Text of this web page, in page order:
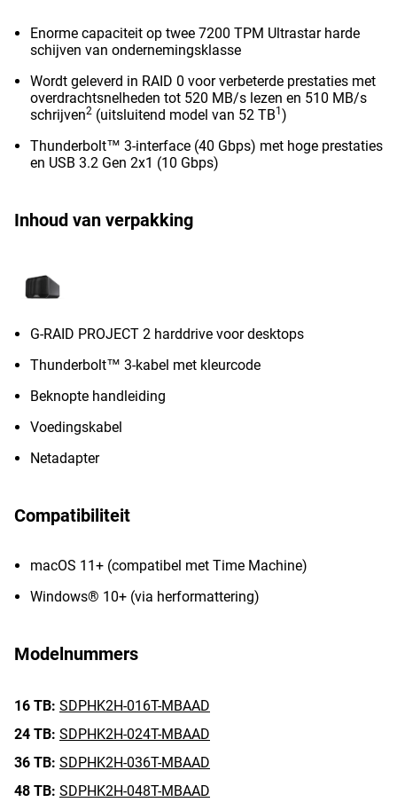
Enorme capaciteit op twee 7200 TPM Ultrastar harde
schijven van ondernemingsklasse
Wordt geleverd in RAID 0 voor verbeterde prestaties met
overdrachtsnelheden tot 520 MB/s lezen en 510 MB/s
schrijven2 (uitsluitend model van 52 TB1 )
Thunderbolt™ 3-interface (40 Gbps) met hoge prestaties
en USB 3.2 Gen 2x1 (10 Gbps)
Inhoud van verpakking
G-RAID PROJECT 2 harddrive voor desktops
Thunderbolt™ 3-kabel met kleurcode
Beknopte handleiding
Voedingskabel
Netadapter
Compatibiliteit
macOS 11+ (compatibel met Time Machine)
Windows® 10+ (via herformattering)
Modelnummers
16 TB: SDPHK2H-016T-MBAAD
24 TB: SDPHK2H-024T-MBAAD
36 TB: SDPHK2H-036T-MBAAD
48 TB: SDPHK2H-048T-MBAAD